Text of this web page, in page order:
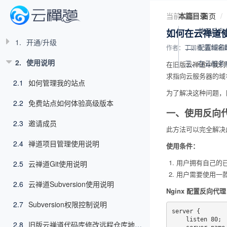
1. 开通/升级
2. 使用说明
2.1
如何管理我的站点
2.2 免费站点如何体验高级版本
2.3 邀请成员
2.4 禅道项目管理使用说明
2.5 云禅道Git使用说明
2.6 云禅道Subversion使用说明
2.7 Subversion权限控制说明
2.8 旧版云禅道代码库修改远程仓库地址指南
当前位置：首页
如何在云禅道
作者：丁国栋最后编
本篇目录
一、使用反向
二、配置域名
三、在云服务
在旧版云禅道中我
求指向云服务器的
为了解决这种问题
一、使用反向
此方法可以完全解
使用条件：
用户拥有自己的
用户需要使用一
Nginx 配置反向代理
server {